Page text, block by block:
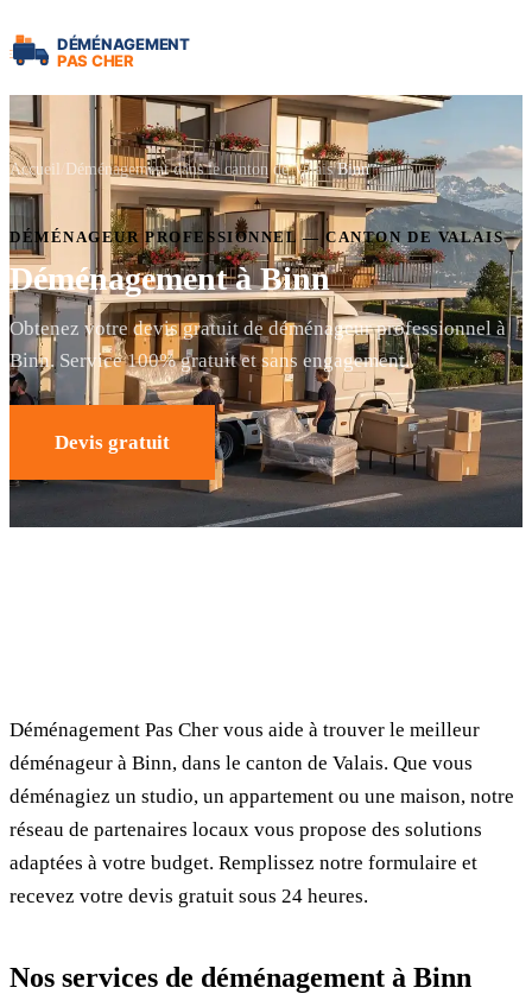
Accueil Déménagement dans le canton de Valais Binn
DÉMÉNAGEUR PROFESSIONNEL — CANTON DE VALAIS
Déménagement à Binn
Obtenez votre devis gratuit de déménageur professionnel à
Binn. Service 100% gratuit et sans engagement.
Devis gratuit
Déménagement Pas Cher vous aide à trouver le meilleur
déménageur à Binn, dans le canton de Valais. Que vous
déménagiez un studio, un appartement ou une maison, notre
réseau de partenaires locaux vous propose des solutions
adaptées à votre budget. Remplissez notre formulaire et
recevez votre devis gratuit sous 24 heures.
Nos services de déménagement à Binn